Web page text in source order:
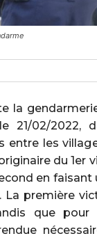
la
21/02/2022,
entre les
du 1er
en faisant
première
que pour